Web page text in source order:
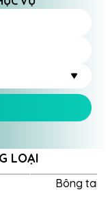
LOẠI
Bông tai